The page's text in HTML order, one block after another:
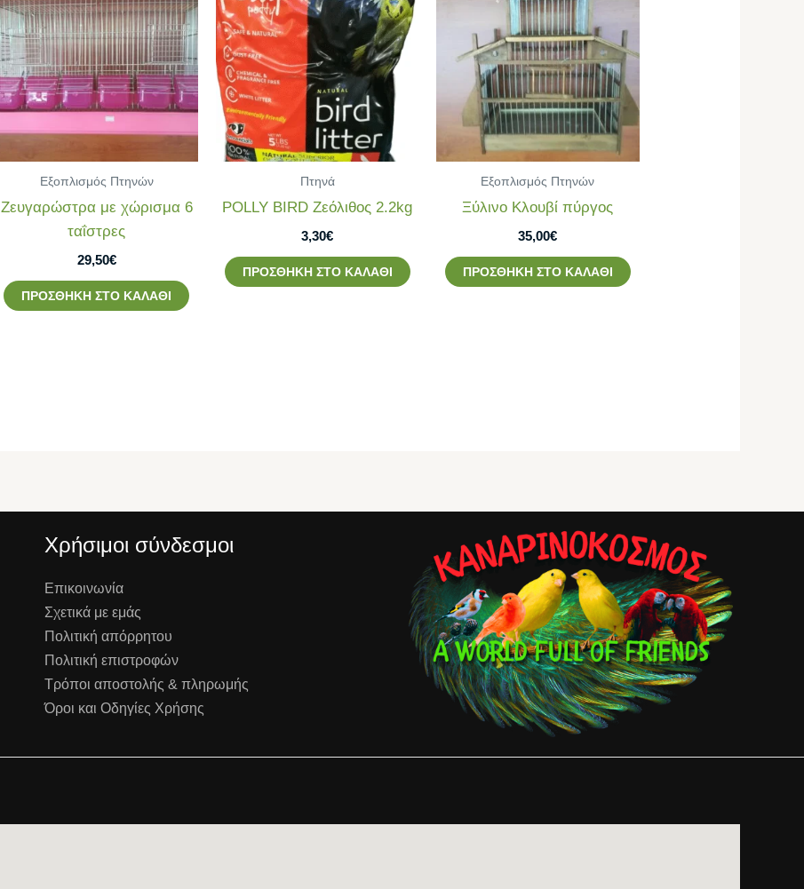
Εξοπλισμός Πτηνών
Ζευγαρώστρα με χώρισμα 6
ταΐστρες
29,50€
ΠΡΟΣΘΉΚΗ ΣΤΟ ΚΑΛΆΘΙ
Πτηνά
POLLY BIRD Ζεόλιθος 2.2kg
3,30€
ΠΡΟΣΘΉΚΗ ΣΤΟ ΚΑΛΆΘΙ
Εξοπλισμός Πτηνών
Ξύλινο Κλουβί πύργος
35,00€
ΠΡΟΣΘΉΚΗ ΣΤΟ ΚΑΛΆΘΙ
Χρήσιμοι σύνδεσμοι
Επικοινωνία
Σχετικά με εμάς
Πολιτική απόρρητου
Πολιτική επιστροφών
Τρόποι αποστολής & πληρωμής
Όροι και Οδηγίες Χρήσης